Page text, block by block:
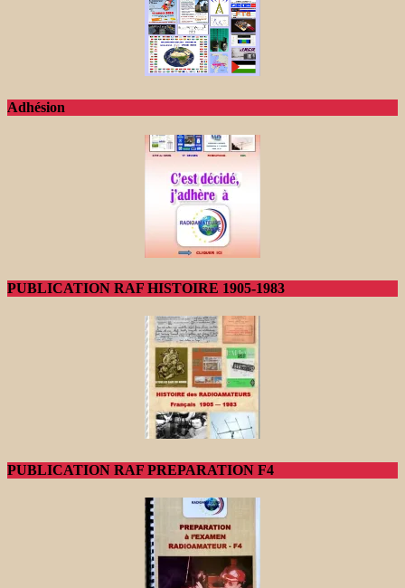
Adhésion
PUBLICATION RAF HISTOIRE 1905-1983
PUBLICATION RAF PREPARATION F4